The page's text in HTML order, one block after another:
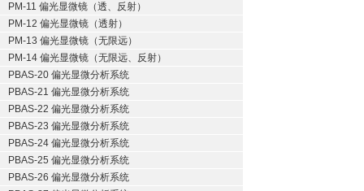
PM-11 偏光显微镜（透、反射）
PM-12 偏光显微镜（透射）
PM-13 偏光显微镜（无限远）
PM-14 偏光显微镜（无限远、反射）
PBAS-20 偏光显微分析系统
PBAS-21 偏光显微分析系统
PBAS-22 偏光显微分析系统
PBAS-23 偏光显微分析系统
PBAS-24 偏光显微分析系统
PBAS-25 偏光显微分析系统
PBAS-26 偏光显微分析系统